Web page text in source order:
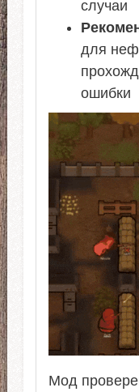
случаи
для
ошибки
Мод